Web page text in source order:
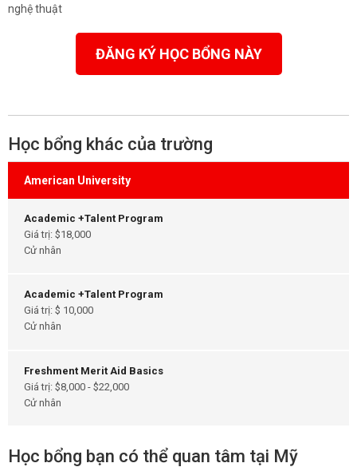
nghệ thuật
ĐĂNG KÝ HỌC BỔNG NÀY
Học bổng khác của trường
American University
Academic +Talent Program
Giá trị: $18,000
Cử nhân
Academic +Talent Program
Giá trị: $ 10,000
Cử nhân
Freshment Merit Aid Basics
Giá trị: $8,000 - $22,000
Cử nhân
Học bổng bạn có thể quan tâm tại Mỹ